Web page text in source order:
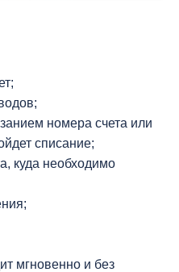
номера счета или
списание;
куда необходимо
мгновенно и без